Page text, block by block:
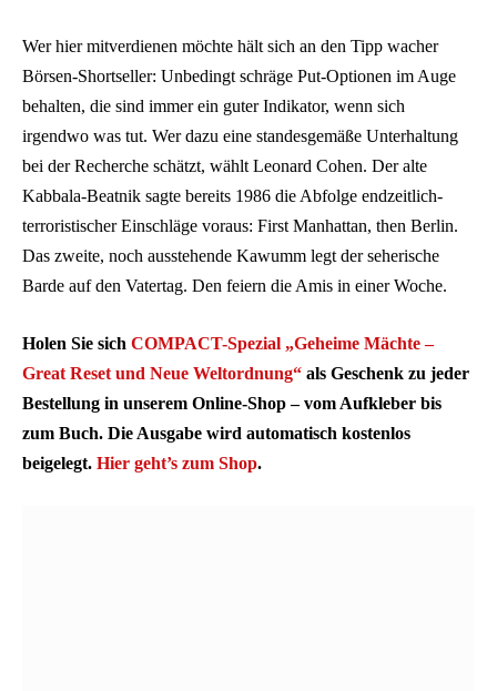
Wer hier mitverdienen möchte hält sich an den Tipp wacher
Börsen-Shortseller: Unbedingt schräge Put-Optionen im Auge
behalten, die sind immer ein guter Indikator, wenn sich
irgendwo was tut. Wer dazu eine standesgemäße Unterhaltung
bei der Recherche schätzt, wählt Leonard Cohen. Der alte
Kabbala-Beatnik sagte bereits 1986 die Abfolge endzeitlich-
terroristischer Einschläge voraus: First Manhattan, then Berlin.
Das zweite, noch ausstehende Kawumm legt der seherische
Barde auf den Vatertag. Den feiern die Amis in einer Woche.
Holen Sie sich COMPACT-Spezial „Geheime Mächte –
Great Reset und Neue Weltordnung“ als Geschenk zu jeder
Bestellung in unserem Online-Shop – vom Aufkleber bis
zum Buch. Die Ausgabe wird automatisch kostenlos
beigelegt. Hier geht’s zum Shop.